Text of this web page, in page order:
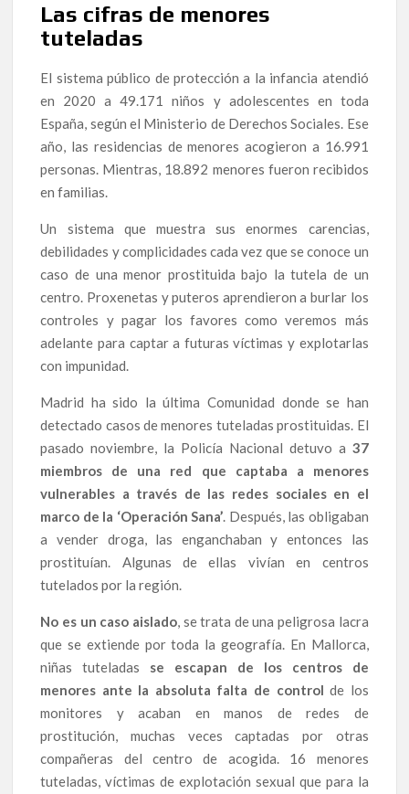
Las cifras de menores
tuteladas
El sistema público de protección a la infancia atendió
en 2020 a 49.171 niños y adolescentes en toda
España, según el Ministerio de Derechos Sociales. Ese
año, las residencias de menores acogieron a 16.991
personas. Mientras, 18.892 menores fueron recibidos
en familias.
Un sistema que muestra sus enormes carencias,
debilidades y complicidades cada vez que se conoce un
caso de una menor prostituida bajo la tutela de un
centro. Proxenetas y puteros aprendieron a burlar los
controles y pagar los favores como veremos más
adelante para captar a futuras víctimas y explotarlas
con impunidad.
Madrid ha sido la última Comunidad donde se han
detectado casos de menores tuteladas prostituidas. El
pasado noviembre, la Policía Nacional detuvo a 37
miembros de una red que captaba a menores
vulnerables a través de las redes sociales en el
marco de la ‘Operación Sana’. Después, las obligaban
a vender droga, las enganchaban y entonces las
prostituían. Algunas de ellas vivían en centros
tutelados por la región.
No es un caso aislado, se trata de una peligrosa lacra
que se extiende por toda la geografía. En Mallorca,
niñas tuteladas se escapan de los centros de
menores ante la absoluta falta de control de los
monitores y acaban en manos de redes de
prostitución, muchas veces captadas por otras
compañeras del centro de acogida. 16 menores
tuteladas, víctimas de explotación sexual que para la